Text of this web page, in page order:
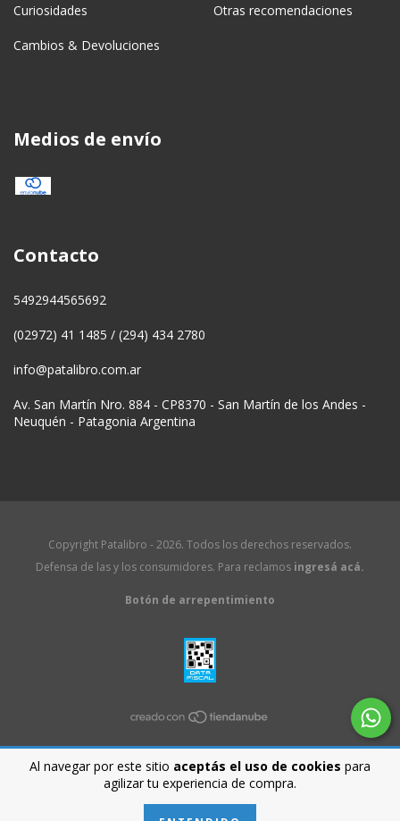
Al navegar por este sitio aceptás el uso de cookies para
agilizar tu experiencia de compra.
Curiosidades Otras recomendaciones
Cambios & Devoluciones
Medios de envío
Contacto
5492944565692
(02972) 41 1485 / (294) 434 2780
info@patalibro.com.ar
Av. San Martín Nro. 884 - CP8370 - San Martín de los Andes -
Neuquén - Patagonia Argentina
Copyright Patalibro - 2026. Todos los derechos reservados.
Defensa de las y los consumidores. Para reclamos ingresá acá.
Botón de arrepentimiento